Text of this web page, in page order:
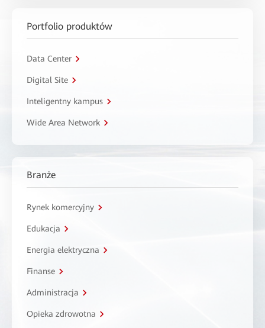
Portfolio produktów
Data Center
Digital Site
Inteligentny kampus
Wide Area Network
Branże
Rynek komercyjny
Edukacja
Energia elektryczna
Finanse
Administracja
Opieka zdrowotna